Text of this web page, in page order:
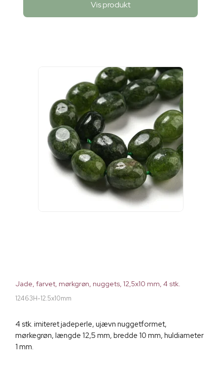
Vis produkt
Jade, farvet, mørkgrøn, nuggets, 12,5x10 mm, 4 stk.
12463H-12.5x10mm
4 stk. imiteret jadeperle, ujævn nuggetformet,
mørkegrøn, længde 12,5 mm, bredde 10 mm, huldiameter
1 mm.